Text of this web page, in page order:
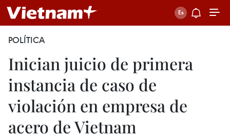
POLÍTICA
Inician juicio de primera
instancia de caso de
violación en empresa de
acero de Vietnam